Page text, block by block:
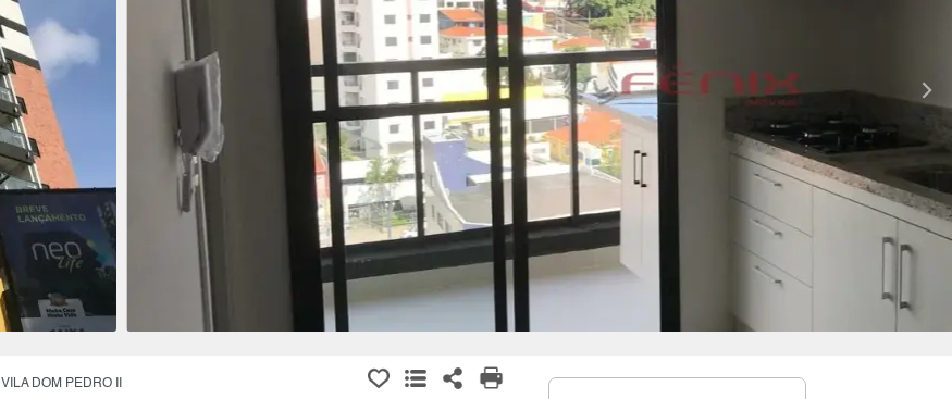
VILA DOM PEDRO II